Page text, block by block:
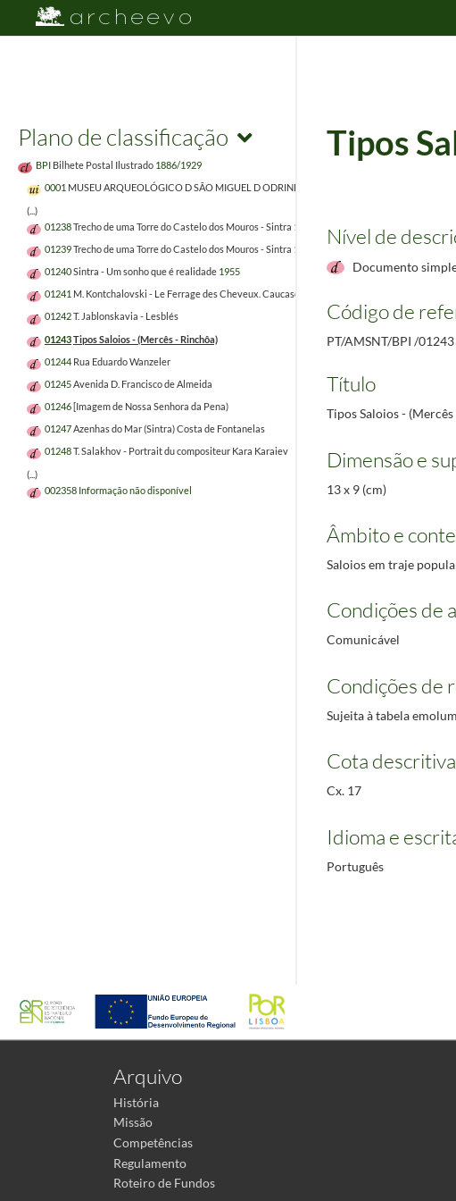
Plano de classificação
BPI Bilhete Postal Ilustrado 1886/1929
0001 MUSEU ARQUEOLÓGICO D SÃO MIGUEL D ODRINHAS
(...)
01238Trecho de uma Torre do Castelo dos Mouros - Sintra 1959
01239Trecho de uma Torre do Castelo dos Mouros - Sintra 1959
01240Sintra - Um sonho que é realidade 1955
01241 M. Kontchalovski - Le Ferrage des Cheveux. Caucase
01242T. Jablonskavia - Lesblés
01243Tipos Saloios - (Mercês - Rinchôa)
01244 Rua Eduardo Wanzeler
01245Avenida D. Francisco de Almeida
01246[Imagem de Nossa Senhora da Pena)
01247Azenhas do Mar (Sintra) Costa de Fontanelas
01248T. Salakhov - Portrait du compositeur Kara Karaiev
(...)
002358 Informação não disponível
Tipos
Nível de
Documento
Código de
PT/AMSNT/BPI /01243
Título
Tipos Saloios -
Dimensão e
13 x 9 (cm)
Âmbito e
Saloios em traje
Condições de
Comunicável
Condições de
Sujeita à tabela
Cota descritiva
Cx. 17
Idioma e
Português
Arquivo
História
Missão
Competências
Regulamento
Roteiro de Fundos